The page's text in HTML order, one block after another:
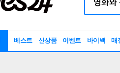
베스트 신상품 이벤트 바이백 매